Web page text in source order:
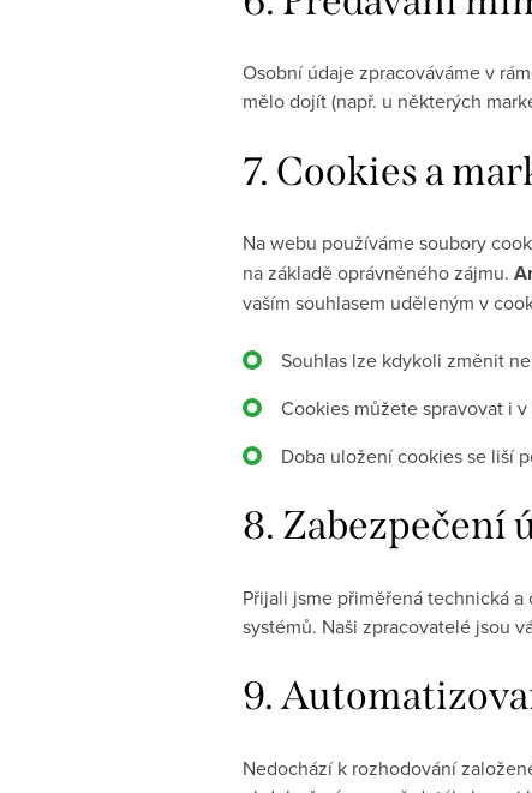
Osobní údaje zpracováváme v
mělo dojít (např. u některých
7. Cookies a
Na webu používáme soubory
na základě oprávněného zájmu.
vaším souhlasem uděleným v
Souhlas lze kdykoli změnit
Cookies můžete spravovat i
Doba uložení cookies se liší
8. Zabezpečení
Přijali jsme přiměřená technická
systémů. Naši zpracovatelé jsou
9.
Nedochází k rozhodování